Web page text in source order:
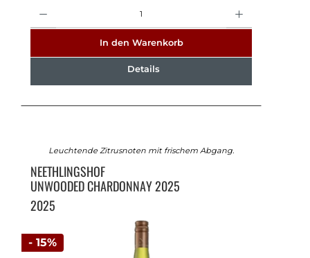
In den Warenkorb
Details
- 15%
Leuchtende Zitrusnoten mit frischem Abgang.
NEETHLINGSHOF
UNWOODED CHARDONNAY 2025
2025